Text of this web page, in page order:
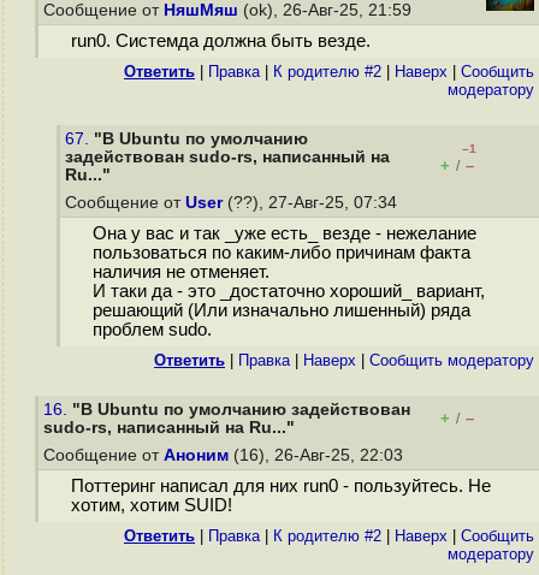
Сообщение от НяшМяш (ok), 26-Авг-25, 21:59
run0. Системда должна быть везде.
Ответить Правка| К родителю #2 Наверх
Cообщить
модератору
67. "В Ubuntu по умолчанию
задействован sudo-rs, написанный на
Ru..."
–1
+ / –
Сообщение от User(??), 27-Авг-25, 07:34
Она у вас и так _уже есть_ везде - нежелание
пользоваться по каким-либо причинам факта
наличия не отменяет.
И таки да - это _достаточно хороший_ вариант,
решающий (Или изначально лишенный) ряда
проблем sudo.
Ответить Правка| Наверх Cообщить модератору
16. "В Ubuntu по умолчанию задействован
sudo-rs, написанный на Ru..."
+ / –
Сообщение от Аноним (16), 26-Авг-25, 22:03
Поттеринг написал для них run0 - пользуйтесь. Не
хотим, хотим SUID!
Ответить Правка| К родителю #2 Наверх
Cообщить
модератору